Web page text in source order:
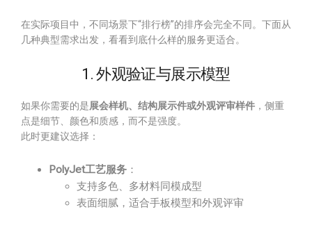
在实际项目中，不同场景下“排行榜”的排序会完全不同。下面从
几种典型需求出发，看看到底什么样的服务更适合。
1. 外观验证与展示模型
如果你需要的是展会样机、结构展示件或外观评审样件 ，侧重
点是细节、颜色和质感，而不是强度。
此时更建议选择：
PolyJet工艺服务 ：
支持多色、多材料同模成型
表面细腻，适合手板模型和外观评审